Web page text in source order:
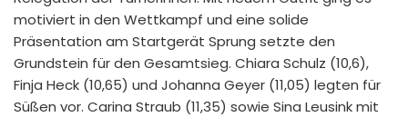
motiviert in den Wettkampf und eine solide
Präsentation am Startgerät Sprung setzte den
Grundstein für den Gesamtsieg. Chiara Schulz (10,6),
Finja Heck (10,65) und Johanna Geyer (11,05) legten für
Süßen vor. Carina Straub (11,35) sowie Sina Leusink mit